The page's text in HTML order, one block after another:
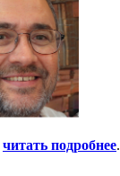
читать подробнее.